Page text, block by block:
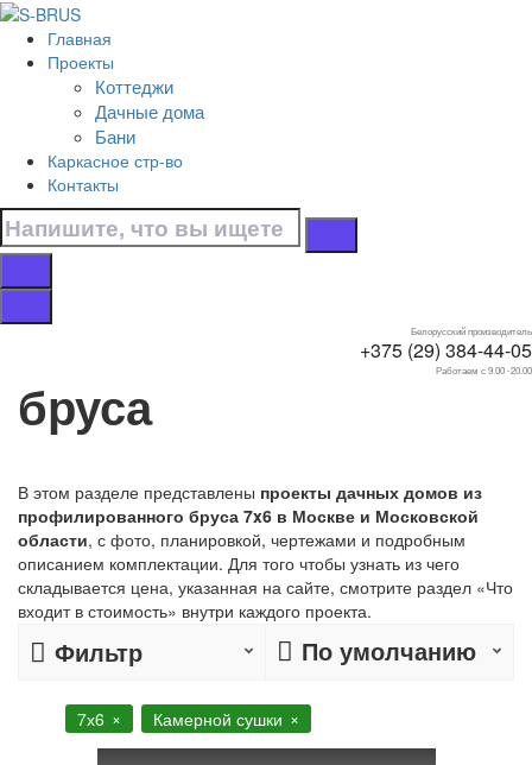
Перейти к контенту
Главная
Проекты
Коттеджи
Дачные дома
Бани
Каркасное стр-во
Контакты
Белорусский производитель
+375 (29) 384-44-05
Работаем с 9.00 -20.00
Главная
Дачные дома
Из профилированного бруса
Дачные дома 7x6 из
профилированного
бруса
В этом разделе представлены проекты дачных домов из
профилированного бруса 7x6 в Москве и Московской
области, с фото, планировкой, чертежами и подробным
описанием комплектации. Для того чтобы узнать из чего
складывается цена, указанная на сайте, смотрите раздел «Что
входит в стоимость» внутри каждого проекта.
Фильтр По умолчанию
7х6 Камерной сушки